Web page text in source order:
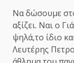
Να δώσουμε
αξίζει. Ναι ο
ψηλά,το ίδιο
Λευτέρης